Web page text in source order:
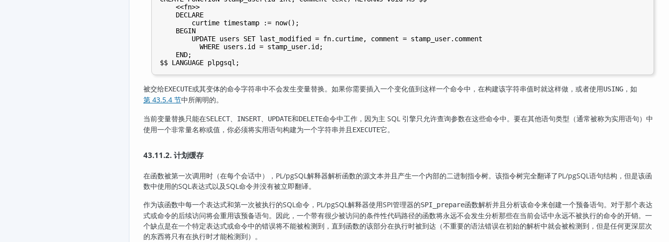
    <<fn>>
    DECLARE
        curtime timestamp := now();
    BEGIN
        UPDATE users SET last_modified = fn.curtime, comment = stamp_user.comment
          WHERE users.id = stamp_user.id;
    END;
被交给EXECUTE或其变体的命令字符串中不会发生变量替换。如果你需要插入一个变化值到这样一个命令中，在构建该字符串值时就这样做，或者使用USING ，如
第 43.5.4 节中所阐明的。
当前变量替换只能在SELECT、 INSERT、 UPDATE和DELETE命令中工作，因为主 SQL 引擎只允许查询参数在这些命令中。要在其他语句类型（通常被称为实用语句）中
使用一个非常量名称或值，你必须将实用语句构建为一个字符串并且 EXECUTE它。
43.11.2. 计划缓存
在函数被第一次调用时（在每个会话中）， PL/pgSQL 解释器解析函数的源文本并且产生一个内部的二进制指令树。该指令树完全翻译了PL/pgSQL 语句结构，但是该函
数中使用的SQL 表达式以及SQL 命令并没有被立即翻译。
作为该函数中每一个表达式和第一次被执行的SQL命令， PL/pgSQL解释器使用SPI管理器的SPI_prepare函数解析并且分析该命令来创建一个预备语句。对于那个表达
式或命令的后续访问将会重用该预备语句。因此，一个带有很少被访问的条件性代码路径的函数将永远不会发生分析那些在当前会话中永远不被执行的命令的开销。一
个缺点是在一个特定表达式或命令中的错误将不能被检测到，直到函数的该部分在执行时被到达（不重要的语法错误在初始的解析中就会被检测到，但是任何更深层次
的东西将只有在执行时才能检测到）。